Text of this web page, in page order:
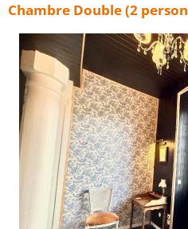
Chambre Double (2